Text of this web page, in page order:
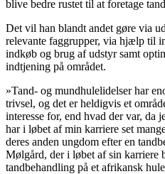
blive bedre rustet til at foretage
Det vil han blandt andet gøre via
relevante faggrupper, via hjælp til
indkøb og brug af udstyr samt
indtjening på området.
»Tand- og mundhulelidelser har
trivsel, og det er heldigvis et
interesse for, end hvad der var, da
har i løbet af min karriere set
deres anden ungdom efter en
Mølgård, der i løbet af sin karriere
tandbehandling på et afrikansk